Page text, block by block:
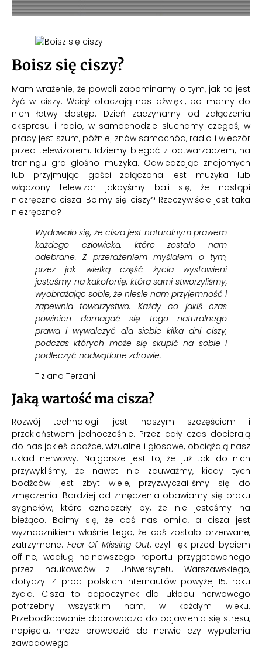
Boisz się ciszy?
Mam wrażenie, że powoli zapominamy o tym, jak to jest
żyć w ciszy. Wciąż otaczają nas dźwięki, bo mamy do
nich łatwy dostęp. Dzień zaczynamy od załączenia
ekspresu i radio, w samochodzie słuchamy czegoś, w
pracy jest szum, później znów samochód, radio i wieczór
przed telewizorem. Idziemy biegać z odtwarzaczem, na
treningu gra głośno muzyka. Odwiedzając znajomych
lub przyjmując gości załączona jest muzyka lub
włączony telewizor jakbyśmy bali się, że nastąpi
niezręczna cisza. Boimy się ciszy? Rzeczywiście jest taka
niezręczna?
Wydawało się, że cisza jest naturalnym prawem
każdego człowieka, które zostało nam
odebrane. Z przerażeniem myślałem o tym,
przez jak wielką część życia wystawieni
jesteśmy na kakofonię, którą sami stworzyliśmy,
wyobrażając sobie, że niesie nam przyjemność i
zapewnia towarzystwo. Każdy co jakiś czas
powinien domagać się tego naturalnego
prawa i wywalczyć dla siebie kilka dni ciszy,
podczas których może się skupić na sobie i
podleczyć nadwątlone zdrowie.
Tiziano Terzani
Jaką wartość ma cisza?
Rozwój technologii jest naszym szczęściem i
przekleństwem jednocześnie. Przez cały czas docierają
do nas jakieś bodźce, wizualne i głosowe, obciążają nasz
układ nerwowy. Najgorsze jest to, że już tak do nich
przywykliśmy, że nawet nie zauważmy, kiedy tych
bodźców jest zbyt wiele, przyzwyczailiśmy się do
zmęczenia. Bardziej od zmęczenia obawiamy się braku
sygnałów, które oznaczały by, że nie jesteśmy na
bieżąco. Boimy się, że coś nas omija, a cisza jest
wyznacznikiem właśnie tego, że coś zostało przerwane,
zatrzymane. Fear Of Missing Out, czyli lęk przed byciem
offline, według najnowszego raportu przygotowanego
przez naukowców z Uniwersytetu Warszawskiego,
dotyczy 14 proc. polskich internautów powyżej 15. roku
życia. Cisza to odpoczynek dla układu nerwowego
potrzebny wszystkim nam, w każdym wieku.
Przebodźcowanie doprowadza do pojawienia się stresu,
napięcia, może prowadzić do nerwic czy wypalenia
zawodowego.